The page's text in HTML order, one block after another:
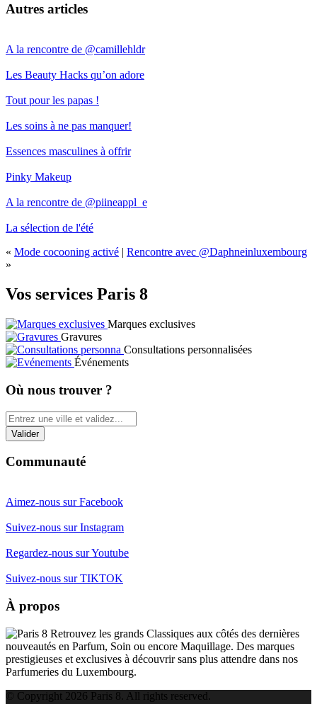
Autres articles
A la rencontre de @camillehldr
Les Beauty Hacks qu’on adore
Tout pour les papas !
Les soins à ne pas manquer!
Essences masculines à offrir
Pinky Makeup
A la rencontre de @piineappl_e
La sélection de l'été
« Mode cocooning activé | Rencontre avec @Daphneinluxembourg
»
Vos services Paris 8
Marques exclusives
Gravures
Consultations personnalisées
Événements
Où nous trouver ?
Communauté
Aimez-nous sur Facebook
Suivez-nous sur Instagram
Regardez-nous sur Youtube
Suivez-nous sur TIKTOK
À propos
Retrouvez les grands Classiques aux côtés des dernières
nouveautés en Parfum, Soin ou encore Maquillage. Des marques
prestigieuses et exclusives à découvrir sans plus attendre dans nos
Parfumeries du Luxembourg.
© Copyright 2026 Paris 8. All rights reserved.